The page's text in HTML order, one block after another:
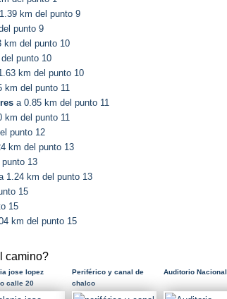
km del punto 9
punto 9
km del punto 10
punto 10
km del punto 10
km del punto 11
a 0.85 km del punto 11
km del punto 11
punto 12
km del punto 13
13
1.24 km del punto 13
15
15
km del punto 15
camino?
jose lopez
calle 20
DF
Periférico y canal de
chalco
Auditorio Nacional